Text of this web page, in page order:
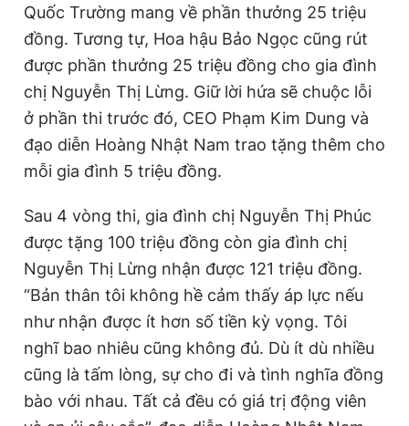
Quốc Trường mang về phần thưởng 25 triệu
đồng. Tương tự, Hoa hậu Bảo Ngọc cũng rút
được phần thưởng 25 triệu đồng cho gia đình
chị Nguyễn Thị Lừng. Giữ lời hứa sẽ chuộc lỗi
ở phần thi trước đó, CEO Phạm Kim Dung và
đạo diễn Hoàng Nhật Nam trao tặng thêm cho
mỗi gia đình 5 triệu đồng.
Sau 4 vòng thi, gia đình chị Nguyễn Thị Phúc
được tặng 100 triệu đồng còn gia đình chị
Nguyễn Thị Lừng nhận được 121 triệu đồng.
“Bản thân tôi không hề cảm thấy áp lực nếu
như nhận được ít hơn số tiền kỳ vọng. Tôi
nghĩ bao nhiêu cũng không đủ. Dù ít dù nhiều
cũng là tấm lòng, sự cho đi và tình nghĩa đồng
bào với nhau. Tất cả đều có giá trị động viên